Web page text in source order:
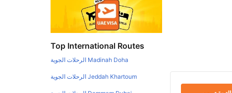
Top International Routes
Madinah Doha الرحلات الجوية
Jeddah Khartoum الرحلات الجوية